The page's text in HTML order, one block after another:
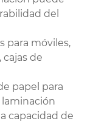
del
para móviles,
cajas de
papel para
laminación
capacidad de